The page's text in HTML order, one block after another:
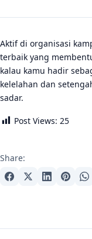
Aktif di organisasi
terbaik yang
kalau kamu hadir
kelelahan dan
sadar.
Post Views: 25
Share: